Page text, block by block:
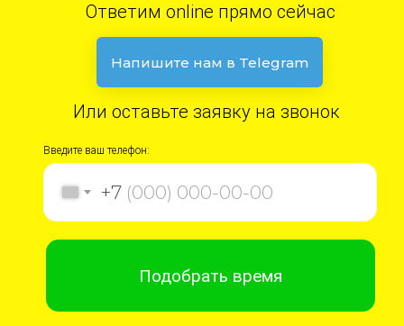
Введите ваш телефон:
+7
Подобрать время
Ответим online прямо сейчас
Напишите нам в Telegram
Или оставьте заявку на звонок